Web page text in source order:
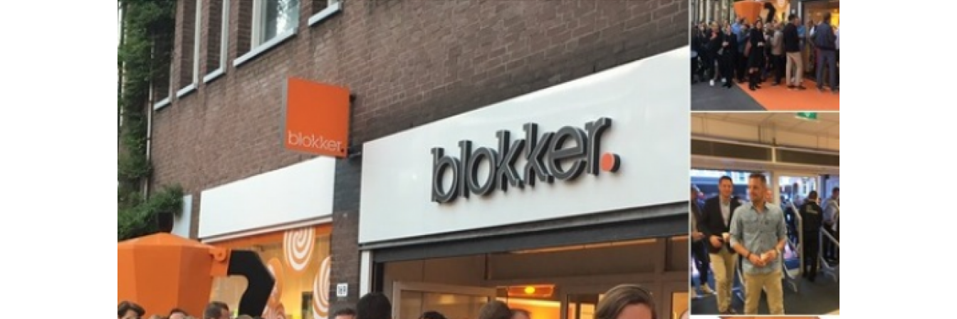
Gedragsverandering
Influencer marketing
Interne communicatie
Martech
Purpose Marketing
Reputatie & crisis